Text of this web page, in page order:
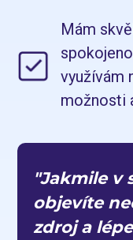
Mám
využívám
možnosti
"Jakmile v
objevíte
zdroj a